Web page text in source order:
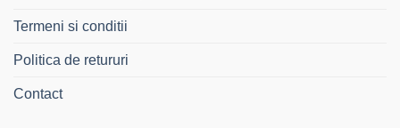
Termeni si conditii
Politica de retururi
Contact